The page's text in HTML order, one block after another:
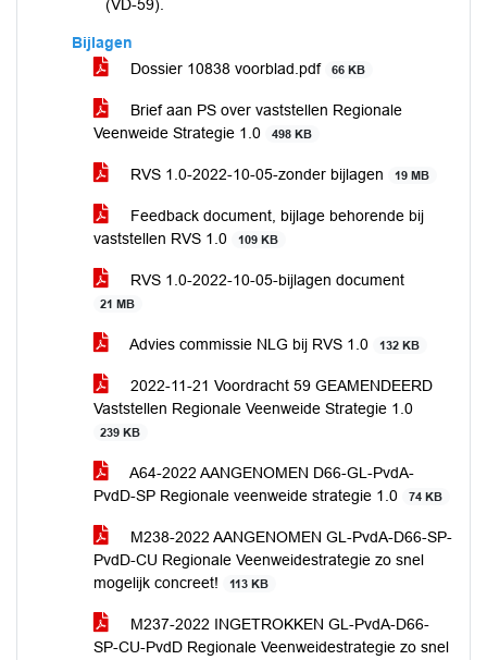
(VD-59).
Bijlagen
Dossier 10838 voorblad.pdf
66 KB
Brief aan PS over vaststellen Regionale
Veenweide Strategie 1.0
498 KB
RVS 1.0-2022-10-05-zonder bijlagen 19 MB
Feedback document, bijlage behorende bij
vaststellen RVS 1.0
109 KB
RVS 1.0-2022-10-05-bijlagen document
21 MB
Advies commissie NLG bij RVS 1.0 132 KB
2022-11-21 Voordracht 59 GEAMENDEERD
Vaststellen Regionale Veenweide Strategie 1.0
239 KB
A64-2022 AANGENOMEN D66-GL-PvdA-
PvdD-SP Regionale veenweide strategie 1.0
74 KB
M238-2022 AANGENOMEN GL-PvdA-D66-SP-
PvdD-CU Regionale Veenweidestrategie zo snel
mogelijk concreet!
113 KB
M237-2022 INGETROKKEN GL-PvdA-D66-
SP-CU-PvdD Regionale Veenweidestrategie zo snel